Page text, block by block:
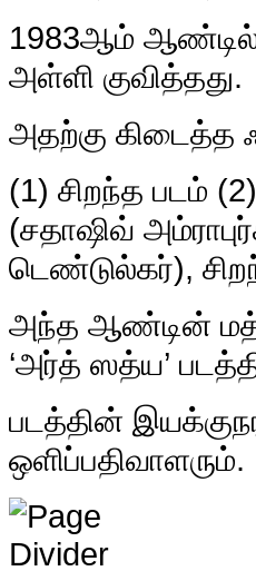
1983ஆம் ஆண்டில்
அள்ளி குவித்தது.
அதற்கு கிடைத்த
(1) சிறந்த படம்
(சதாஷிவ்
டெண்டுல்கர்),
அந்த ஆண்டின்
‘அர்த் ஸத்ய’
படத்தின்
ஒளிப்பதிவாளரும்.